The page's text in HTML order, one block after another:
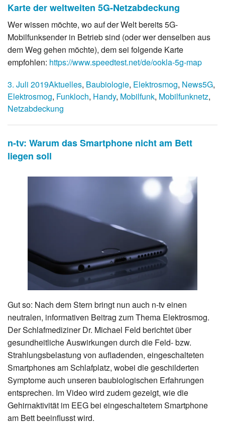
Karte der weltweiten 5G-Netzabdeckung
Wer wissen möchte, wo auf der Welt bereits 5G-
Mobilfunksender in Betrieb sind (oder wer denselben aus
dem Weg gehen möchte), dem sei folgende Karte
empfohlen: https://www.speedtest.net/de/ookla-5g-map
3. Juli 2019Aktuelles, Baubiologie, Elektrosmog, News5G,
Elektrosmog, Funkloch, Handy, Mobilfunk, Mobilfunknetz,
Netzabdeckung
n-tv: Warum das Smartphone nicht am Bett
liegen soll
Gut so: Nach dem Stern bringt nun auch n-tv einen
neutralen, informativen Beitrag zum Thema Elektrosmog.
Der Schlafmediziner Dr. Michael Feld berichtet über
gesundheitliche Auswirkungen durch die Feld- bzw.
Strahlungsbelastung von aufladenden, eingeschalteten
Smartphones am Schlafplatz, wobei die geschilderten
Symptome auch unseren baubiologischen Erfahrungen
entsprechen. Im Video wird zudem gezeigt, wie die
Gehirnaktivität im EEG bei eingeschaltetem Smartphone
am Bett beeinflusst wird.